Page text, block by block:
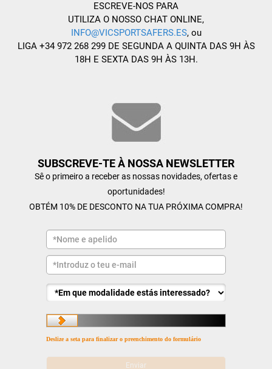
ESCREVE-NOS PARA
UTILIZA O NOSSO CHAT ONLINE,
INFO@VICSPORTSAFERS.ES, ou
LIGA +34 972 268 299 DE SEGUNDA A QUINTA DAS 9H ÀS
18H E SEXTA DAS 9H ÀS 13H.
SUBSCREVE-TE À NOSSA NEWSLETTER
Sê o primeiro a receber as nossas novidades, ofertas e
oportunidades!
OBTÉM 10% DE DESCONTO NA TUA PRÓXIMA COMPRA!
Deslize a seta para finalizar o preenchimento do formulário